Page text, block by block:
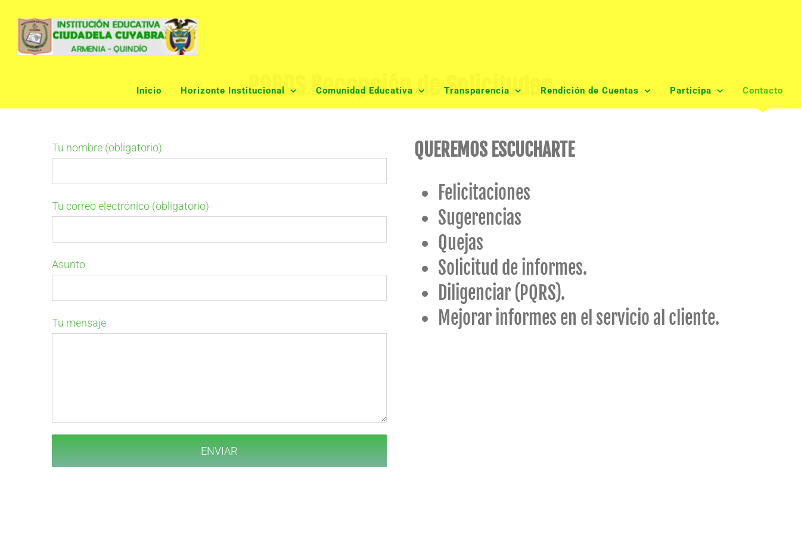
content
Inicio Horizonte Institucional Comunidad Educativa Transparencia Rendición de Cuentas Participa Contacto
PQRDS Recepción de Solicitudes
Tu nombre (obligatorio)
Tu correo electrónico (obligatorio)
Asunto
Tu mensaje
QUEREMOS ESCUCHARTE
Felicitaciones
Sugerencias
Quejas
Solicitud de informes.
Diligenciar (PQRS).
Mejorar informes en el servicio al cliente.